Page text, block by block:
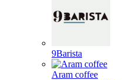
9Barista
Aram coffee